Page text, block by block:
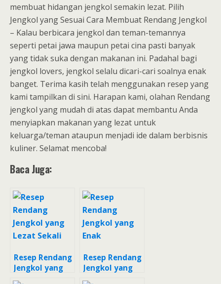
membuat hidangan jengkol semakin lezat. Pilih
Jengkol yang Sesuai Cara Membuat Rendang Jengkol
– Kalau berbicara jengkol dan teman-temannya
seperti petai jawa maupun petai cina pasti banyak
yang tidak suka dengan makanan ini. Padahal bagi
jengkol lovers, jengkol selalu dicari-cari soalnya enak
banget. Terima kasih telah menggunakan resep yang
kami tampilkan di sini. Harapan kami, olahan Rendang
jengkol yang mudah di atas dapat membantu Anda
menyiapkan makanan yang lezat untuk
keluarga/teman ataupun menjadi ide dalam berbisnis
kuliner. Selamat mencoba!
Baca Juga:
Resep Rendang
Jengkol yang
Lezat Sekali
Resep Rendang
Jengkol yang
Enak